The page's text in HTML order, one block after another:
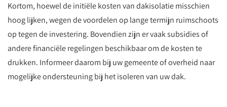
Kortom, hoewel de initiële kosten van dakisolatie misschien
hoog lijken, wegen de voordelen op lange termijn ruimschoots
op tegen de investering. Bovendien zijn er vaak subsidies of
andere financiële regelingen beschikbaar om de kosten te
drukken. Informeer daarom bij uw gemeente of overheid naar
mogelijke ondersteuning bij het isoleren van uw dak.